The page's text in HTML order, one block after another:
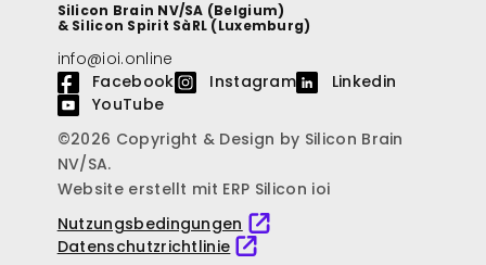
Silicon Brain NV/SA (Belgium)
& Silicon Spirit SàRL (Luxemburg)
info@ioi.online
Facebook
Instagram
Linkedin
YouTube
©2026 Copyright & Design by Silicon Brain
NV/SA.
Website erstellt mit ERP Silicon ioi
Nutzungsbedingungen
Datenschutzrichtlinie